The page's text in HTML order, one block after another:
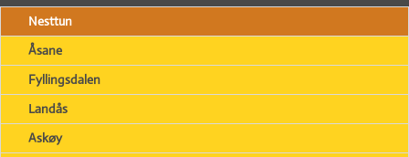
Nesttun
Åsane
Fyllingsdalen
Landås
Askøy